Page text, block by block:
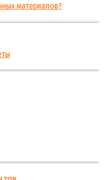
материалов?